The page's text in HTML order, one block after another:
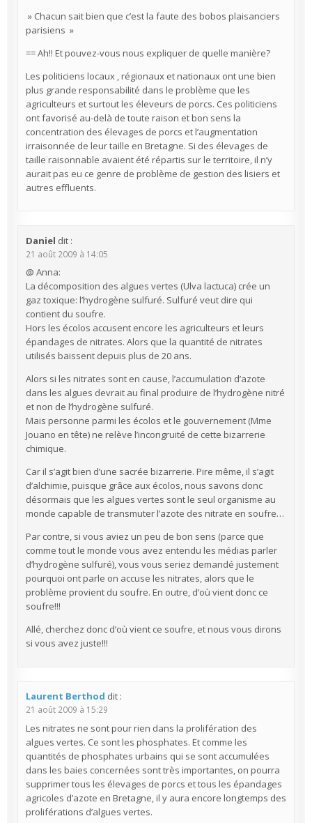
» Chacun sait bien que c’est la faute des bobos plaisanciers
parisiens »
== Ah!! Et pouvez-vous nous expliquer de quelle manière?
Les politiciens locaux , régionaux et nationaux ont une bien
plus grande responsabilité dans le problème que les
agriculteurs et surtout les éleveurs de porcs. Ces politiciens
ont favorisé au-delà de toute raison et bon sens la
concentration des élevages de porcs et l’augmentation
irraisonnée de leur taille en Bretagne. Si des élevages de
taille raisonnable avaient été répartis sur le territoire, il n’y
aurait pas eu ce genre de problème de gestion des lisiers et
autres effluents.
Daniel dit :
21 août 2009 à 14:05
@ Anna:
La décomposition des algues vertes (Ulva lactuca) crée un
gaz toxique: l’hydrogène sulfuré. Sulfuré veut dire qui
contient du soufre.
Hors les écolos accusent encore les agriculteurs et leurs
épandages de nitrates. Alors que la quantité de nitrates
utilisés baissent depuis plus de 20 ans.
Alors si les nitrates sont en cause, l’accumulation d’azote
dans les algues devrait au final produire de l’hydrogène nitré
et non de l’hydrogène sulfuré.
Mais personne parmi les écolos et le gouvernement (Mme
Jouano en tête) ne relève l’incongruité de cette bizarrerie
chimique.
Car il s’agit bien d’une sacrée bizarrerie. Pire même, il s’agit
d’alchimie, puisque grâce aux écolos, nous savons donc
désormais que les algues vertes sont le seul organisme au
monde capable de transmuter l’azote des nitrate en soufre…
Par contre, si vous aviez un peu de bon sens (parce que
comme tout le monde vous avez entendu les médias parler
d’hydrogène sulfuré), vous vous seriez demandé justement
pourquoi ont parle on accuse les nitrates, alors que le
problème provient du soufre. En outre, d’où vient donc ce
soufre!!!
Allé, cherchez donc d’où vient ce soufre, et nous vous dirons
si vous avez juste!!!
Laurent Berthod dit :
21 août 2009 à 15:29
Les nitrates ne sont pour rien dans la prolifération des
algues vertes. Ce sont les phosphates. Et comme les
quantités de phosphates urbains qui se sont accumulées
dans les baies concernées sont très importantes, on pourra
supprimer tous les élevages de porcs et tous les épandages
agricoles d’azote en Bretagne, il y aura encore longtemps des
proliférations d’algues vertes.